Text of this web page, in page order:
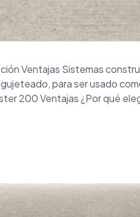
Ventajas Sistemas
para ser usado
200 Ventajas ¿Por qué